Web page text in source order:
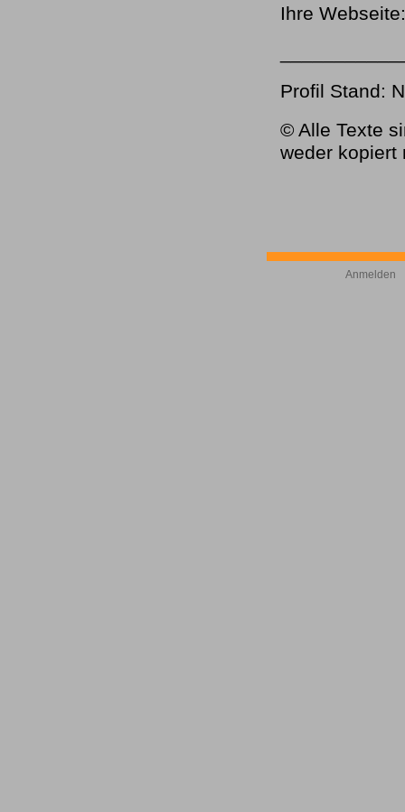
Ihre
Profil Stand:
© Alle Texte
weder kopiert
Anmelden